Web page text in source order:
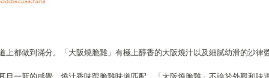
上都做到滿分。「大阪燒脆雞」有極上醇香的大阪燒汁以及細膩幼滑的沙律